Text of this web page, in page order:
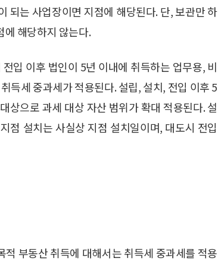
되는 사업장이면 지점에 해당된다. 단, 보관만 하
에 해당하지 않는다.
입 이후 법인이 5년 이내에 취득하는 업무용, 비
득세 중과세가 적용된다. 설립, 설치, 전입 이후 5
상으로 과세 대상 자산 범위가 확대 적용된다. 설
점 설치는 사실상 지점 설치일이며, 대도시 전입
부동산 취득에 대해서는 취득세 중과세를 적용